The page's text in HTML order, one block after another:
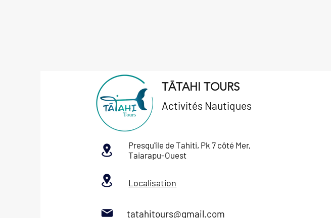
TĀTAHI TOURS
Activités Nautiques
Presqu'île de Tahiti, Pk 7 côté Mer,
Taiarapu-Ouest
Localisation
tatahitours@gmail.com